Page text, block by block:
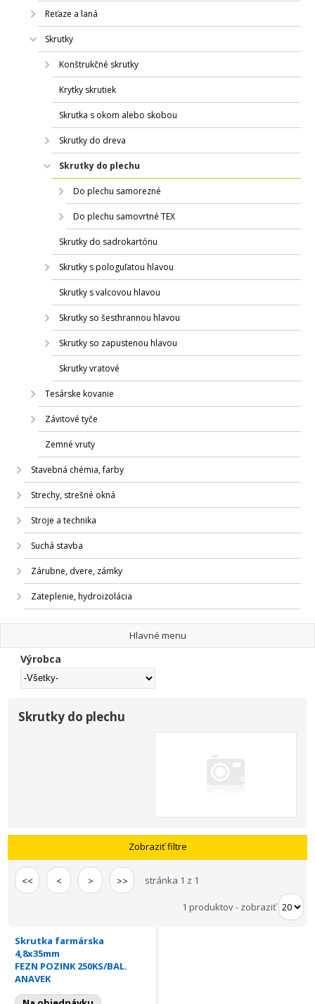
Reťaze a laná
Skrutky
Konštrukčné skrutky
Krytky skrutiek
Skrutka s okom alebo skobou
Skrutky do dreva
Skrutky do plechu
Do plechu samorezné
Do plechu samovrtné TEX
Skrutky do sadrokartónu
Skrutky s pologuľatou hlavou
Skrutky s valcovou hlavou
Skrutky so šesťhrannou hlavou
Skrutky so zapustenou hlavou
Skrutky vratové
Tesárske kovanie
Závitové tyče
Zemné vruty
Stavebná chémia, farby
Strechy, strešné okná
Stroje a technika
Suchá stavba
Zárubne, dvere, zámky
Zateplenie, hydroizolácia
Hlavné menu
Výrobca
Skrutky do plechu
Zobraziť filtre
<< < > >> stránka 1 z 1
1 produktov- zobraziť
Skrutka farmárska
4,8x35mm
FEZN POZINK 250KS/BAL.
ANAVEK